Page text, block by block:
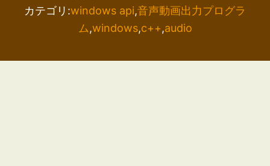
カテゴリ:windows api,音声動画出力プログラ
ム,windows,c++,audio